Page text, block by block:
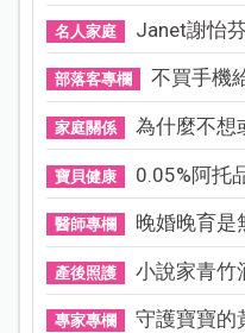
名人家庭 Janet謝怡
部落客專欄 不買手機
家庭關係 為什麼不想
寶貝健康 0.05%阿托
醫師專欄 晚婚晚育是
產後照護 小說家青竹
專家專欄 守護寶寶的